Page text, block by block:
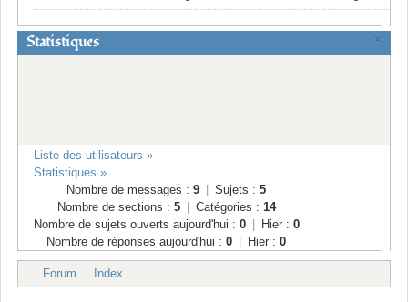
×
Statistiques
Liste des utilisateurs »
Statistiques »
Nombre de messages :9 Sujets :5
Nombre de sections : 5 Catégories : 14
Nombre de sujets ouverts aujourd'hui : 0 Hier : 0
Nombre de réponses aujourd'hui :0 Hier :0
Forum Index